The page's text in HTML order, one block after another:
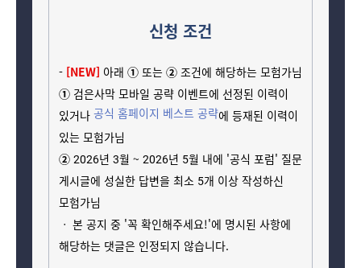
신청 조건
- [NEW] 아래 ① 또는 ② 조건에 해당하는 모험가님
① 검은사막 모바일 공략 이벤트에 선정된 이력이
있거나 공식 홈페이지 베스트 공략에 등재된 이력이
있는 모험가님
② 2026년 3월 ~ 2026년 5월 내에 '공식 포럼' 질문
게시글에 성실한 답변을 최소 5개 이상 작성하신
모험가님
ㆍ 본 공지 중 '꼭 확인해주세요!'에 명시된 사항에
해당하는 댓글은 인정되지 않습니다.